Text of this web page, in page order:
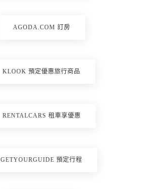
AGODA.COM 訂房
KLOOK 預定優惠旅行商品
RENTALCARS 租車享優惠
GETYOURGUIDE 預定行程